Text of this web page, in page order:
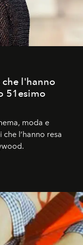
che l'hanno
51esimo
moda e
l’hanno resa